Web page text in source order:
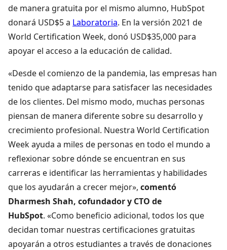
de manera gratuita por el mismo alumno, HubSpot
donará USD$5 a Laboratoria. En la versión 2021 de
World Certification Week, donó USD$35,000 para
apoyar el acceso a la educación de calidad.
«Desde el comienzo de la pandemia, las empresas han
tenido que adaptarse para satisfacer las necesidades
de los clientes. Del mismo modo, muchas personas
piensan de manera diferente sobre su desarrollo y
crecimiento profesional. Nuestra World Certification
Week ayuda a miles de personas en todo el mundo a
reflexionar sobre dónde se encuentran en sus
carreras e identificar las herramientas y habilidades
que los ayudarán a crecer mejor», comentó
Dharmesh Shah, cofundador y CTO de
HubSpot. «Como beneficio adicional, todos los que
decidan tomar nuestras certificaciones gratuitas
apoyarán a otros estudiantes a través de donaciones